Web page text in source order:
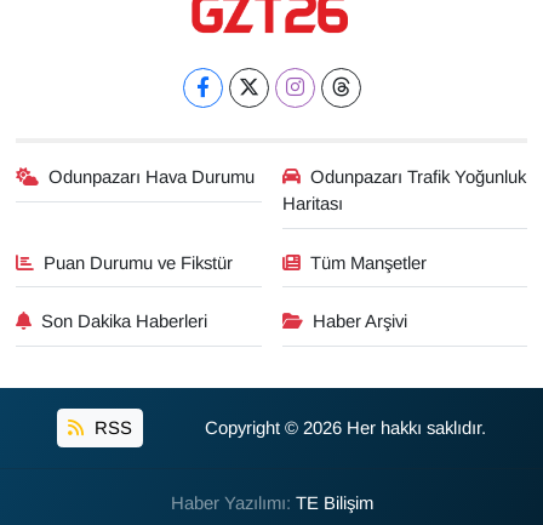
Odunpazarı Hava Durumu
Odunpazarı Trafik Yoğunluk
Haritası
Puan Durumu ve Fikstür Tüm Manşetler
Son Dakika Haberleri Haber Arşivi
RSS Copyright © 2026 Her hakkı saklıdır.
Haber Yazılımı: TE Bilişim